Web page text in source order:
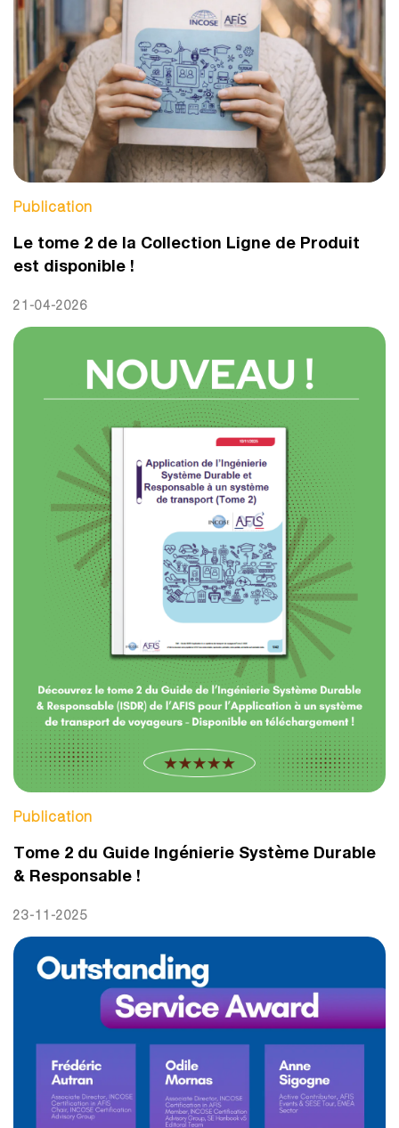
Publication
Le tome 2 de la Collection Ligne de Produit
est disponible !
21-04-2026
Publication
Tome 2 du Guide Ingénierie Système Durable
& Responsable !
23-11-2025